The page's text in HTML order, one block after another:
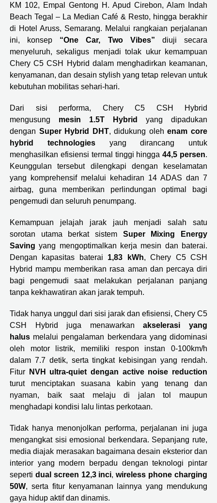
KM 102, Empal Gentong H. Apud Cirebon, Alam Indah
Beach Tegal – La Median Café & Resto, hingga berakhir
di Hotel Aruss, Semarang. Melalui rangkaian perjalanan
ini, konsep “One Car, Two Vibes” diuji secara
menyeluruh, sekaligus menjadi tolak ukur kemampuan
Chery C5 CSH Hybrid dalam menghadirkan keamanan,
kenyamanan, dan desain stylish yang tetap relevan untuk
kebutuhan mobilitas sehari-hari.
Dari sisi performa, Chery C5 CSH Hybrid
mengusung mesin 1.5T Hybrid
yang dipadukan
dengan Super Hybrid DHT, didukung olehenam core
hybrid technologiesyang dirancang untuk
menghasilkan efisiensi termal tinggi hingga44,5 persen.
Keunggulan tersebut dilengkapi dengan keselamatan
yang komprehensif melalui kehadiran 14 ADAS dan 7
airbag, guna memberikan perlindungan optimal bagi
pengemudi dan seluruh penumpang.
Kemampuan jelajah jarak jauh menjadi salah satu
sorotan utama berkat sistem Super Mixing Energy
Saving yang mengoptimalkan kerja mesin dan baterai.
Dengan kapasitas baterai 1,83 kWh, Chery C5 CSH
Hybrid mampu memberikan rasa aman dan percaya diri
bagi pengemudi saat melakukan perjalanan panjang
tanpa kekhawatiran akan jarak tempuh.
Tidak hanya unggul dari sisi jarak dan efisiensi, Chery C5
CSH Hybrid juga menawarkanakselerasi yang
halus melalui pengalaman berkendara yang didominasi
oleh motor listrik, memiliki respon instan 0-100km/h
dalam 7.7 detik, serta tingkat kebisingan yang rendah.
Fitur
NVH ultra-quiet dengan active noise reduction
turut menciptakan suasana kabin yang tenang dan
nyaman, baik saat melaju di jalan tol maupun
menghadapi kondisi lalu lintas perkotaan.
Tidak hanya menonjolkan performa, perjalanan ini juga
mengangkat sisi emosional berkendara. Sepanjang rute,
media diajak merasakan bagaimana desain eksterior dan
interior yang modern berpadu dengan teknologi pintar
seperti dual screen 12,3 inci,wireless phone charging
50W, serta fitur kenyamanan lainnya yang mendukung
gaya hidup aktif dan dinamis.